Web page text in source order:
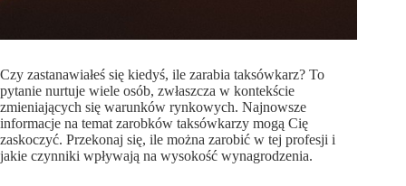
Czy zastanawiałeś się kiedyś, ile zarabia taksówkarz? To
pytanie nurtuje wiele osób, zwłaszcza w kontekście
zmieniających się warunków rynkowych. Najnowsze
informacje na temat zarobków taksówkarzy mogą Cię
zaskoczyć. Przekonaj się, ile można zarobić w tej profesji i
jakie czynniki wpływają na wysokość wynagrodzenia.